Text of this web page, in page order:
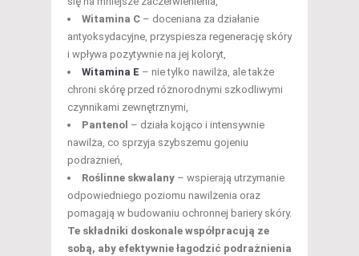
Witamina C – doceniana za działanie
antyoksydacyjne, przyspiesza regenerację skóry
i wpływa pozytywnie na jej koloryt,
Witamina E – nie tylko nawilża, ale także
chroni skórę przed różnorodnymi szkodliwymi
czynnikami zewnętrznymi,
Pantenol – działa kojąco i intensywnie
nawilża, co sprzyja szybszemu gojeniu
podrażnień,
Roślinne skwalany – wspierają utrzymanie
odpowiedniego poziomu nawilżenia oraz
pomagają w budowaniu ochronnej bariery skóry.
Te składniki doskonale współpracują ze
sobą, aby efektywnie łagodzić podrażnienia